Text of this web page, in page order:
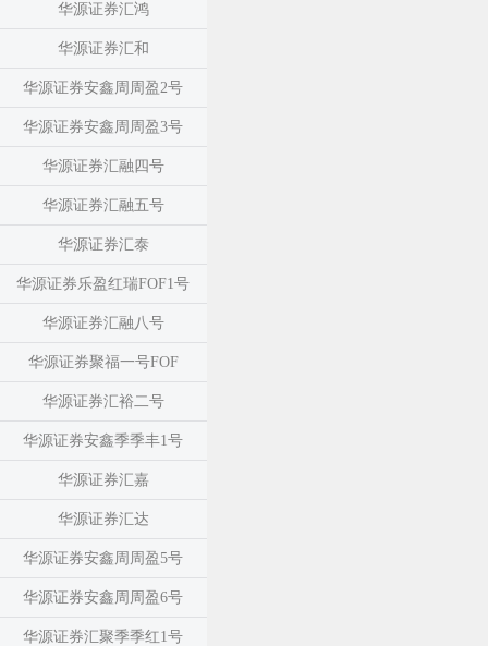
华源证券汇鸿
华源证券汇和
华源证券安鑫周周盈2号
华源证券安鑫周周盈3号
华源证券汇融四号
华源证券汇融五号
华源证券汇泰
华源证券乐盈红瑞FOF1号
华源证券汇融八号
华源证券聚福一号FOF
华源证券汇裕二号
华源证券安鑫季季丰1号
华源证券汇嘉
华源证券汇达
华源证券安鑫周周盈5号
华源证券安鑫周周盈6号
华源证券汇聚季季红1号